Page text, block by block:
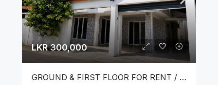
LKR 300,000
GROUND & FIRST FLOOR FOR RENT / LEASE – PRIME LOCATION IN KOTAHENA